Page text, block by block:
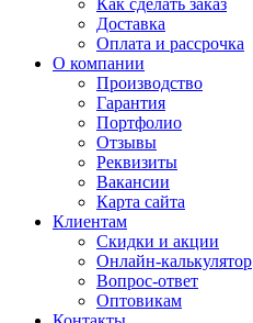
Как сделать заказ
Доставка
Оплата и рассрочка
О компании
Производство
Гарантия
Портфолио
Отзывы
Реквизиты
Вакансии
Карта сайта
Клиентам
Скидки и акции
Онлайн-калькулятор
Вопрос-ответ
Оптовикам